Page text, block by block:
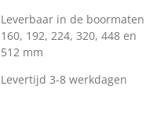
Leverbaar in de boormaten
160, 192, 224, 320, 448 en
512 mm
Levertijd 3-8 werkdagen